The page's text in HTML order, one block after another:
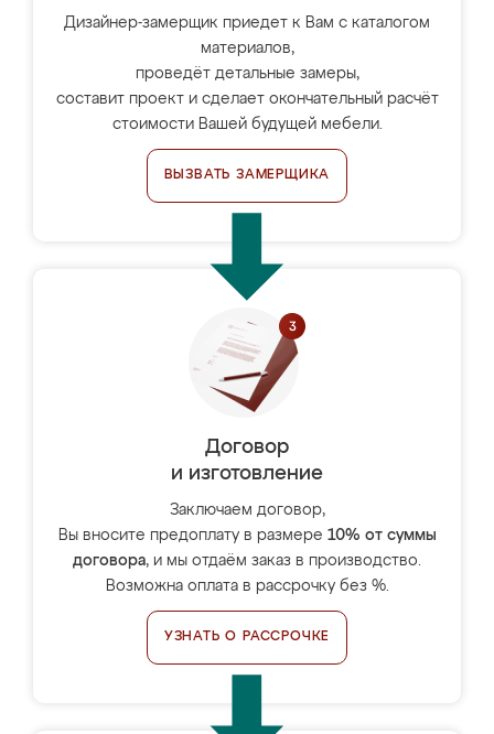
Дизайнер-замерщик приедет к Вам с каталогом
материалов,
проведёт детальные замеры,
составит проект и сделает окончательный расчёт
стоимости Вашей будущей мебели.
ВЫЗВАТЬ ЗАМЕРЩИКА
Договор
и изготовление
Заключаем договор,
Вы вносите предоплату в размере 10% от суммы
договора, и мы отдаём заказ в производство.
Возможна оплата в рассрочку без %.
УЗНАТЬ О РАССРОЧКЕ